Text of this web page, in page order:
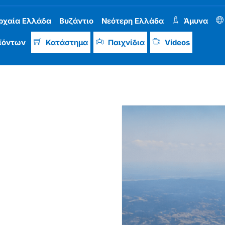
Ελλάδα Βυζάντιο Νεότερη Ελλάδα Άμυνα
Κατάστημα Παιχνίδια Videos